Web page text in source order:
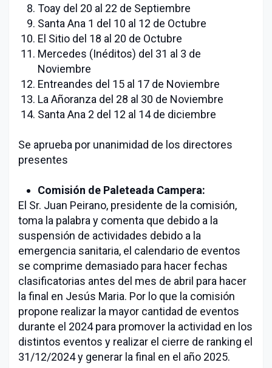
Toay del 20 al 22 de Septiembre
Santa Ana 1 del 10 al 12 de Octubre
El Sitio del 18 al 20 de Octubre
Mercedes (Inéditos) del 31 al 3 de
Noviembre
Entreandes del 15 al 17 de Noviembre
La Añoranza del 28 al 30 de Noviembre
Santa Ana 2 del 12 al 14 de diciembre
Se aprueba por unanimidad de los directores
presentes
Comisión de Paleteada Campera:
El Sr. Juan Peirano, presidente de la comisión,
toma la palabra y comenta que debido a la
suspensión de actividades debido a la
emergencia sanitaria, el calendario de eventos
se comprime demasiado para hacer fechas
clasificatorias antes del mes de abril para hacer
la final en Jesús Maria. Por lo que la comisión
propone realizar la mayor cantidad de eventos
durante el 2024 para promover la actividad en los
distintos eventos y realizar el cierre de ranking el
31/12/2024 y generar la final en el año 2025.